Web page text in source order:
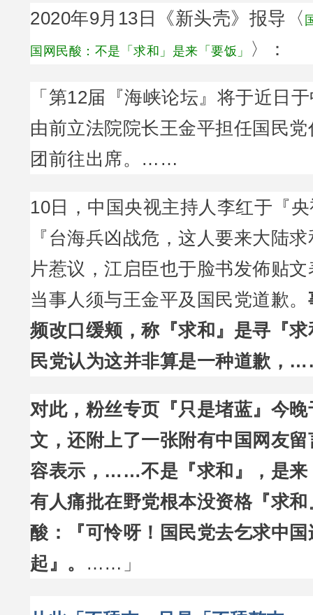
2020年9月13日《新头壳》报导〈
国网民酸：不是「求和」是来「要饭」 〉：
「第12届『海峡论坛』将于近日
由前立法院院长王金平担任国民
团前往出席。……
10日，中国央视主持人李红于『
『台海兵凶战危，这人要来大陆
片惹议，江启臣也于脸书发佈贴
当事人须与王金平及国民党道歉。
频改口缓颊，称『求和』是寻『
民党认为这并非算是一种道歉，
对此，粉丝专页『只是堵蓝』今
文，还附上了一张附有中国网友
容表示，……不是『求和』，是来
有人痛批在野党根本没资格『求
酸：『可怜呀！国民党去乞求中
起』。
……」